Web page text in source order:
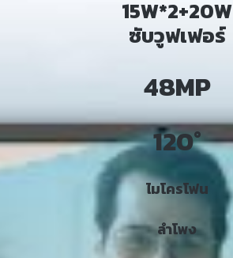
15W*2+20W
ซับวูฟเฟอร์
48MP
120°
ไมโครโฟน
ลำโพง